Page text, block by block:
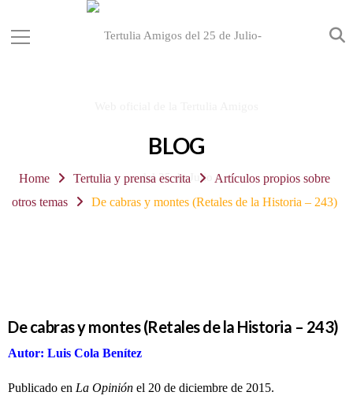
BLOG
Home Tertulia y prensa escrita
Artículos propios sobre
otros temas
De cabras y montes (Retales de la Historia – 243)
De cabras y montes (Retales de la Historia – 243)
Autor: Luis Cola Benítez
Publicado en La Opinión el 20 de diciembre de 2015.